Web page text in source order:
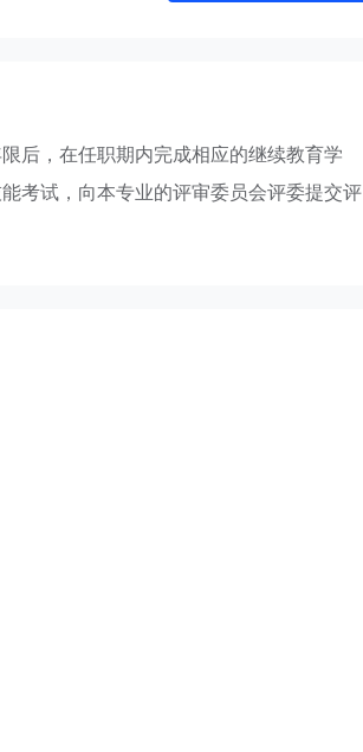
后，在任职期内完成相应的继续教育学
考试，向本专业的评审委员会评委提交评